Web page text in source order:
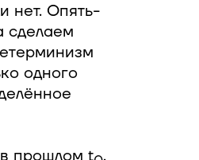
нет. Опять-
сделаем
одного